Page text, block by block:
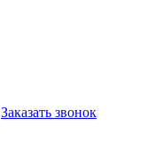
Заказать звонок